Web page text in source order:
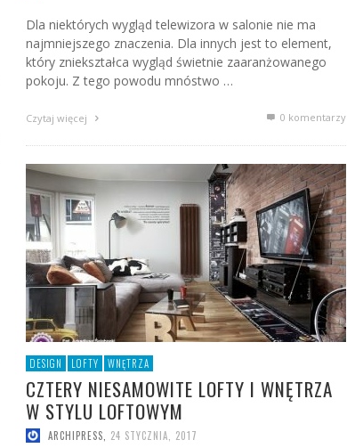
Dla niektórych wygląd telewizora w salonie nie ma
najmniejszego znaczenia. Dla innych jest to element,
który zniekształca wygląd świetnie zaaranżowanego
pokoju. Z tego powodu mnóstwo …
Czytaj więcej 0 komentarzy
DESIGN LOFTY WNĘTRZA
CZTERY NIESAMOWITE LOFTY I WNĘTRZA
W STYLU LOFTOWYM
ARCHIPRESS 24 STYCZNIA, 2017